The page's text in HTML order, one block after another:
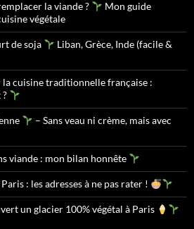
la viande ?
Mon guide
végétale
de soja
Liban, Grèce, Inde (facile &
la cuisine traditionnelle française :
– Sans veau ni crème, mais avec
viande : mon bilan honnête
: les adresses à ne pas rater !
un glacier 100% végétal à Paris